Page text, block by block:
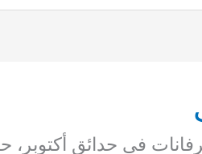
في حدائق